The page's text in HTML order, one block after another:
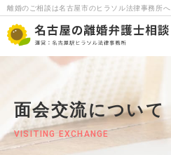
離婚のご相談は名古屋市のヒラソル法律事務所へ
面会交流について
VISITING EXCHANGE